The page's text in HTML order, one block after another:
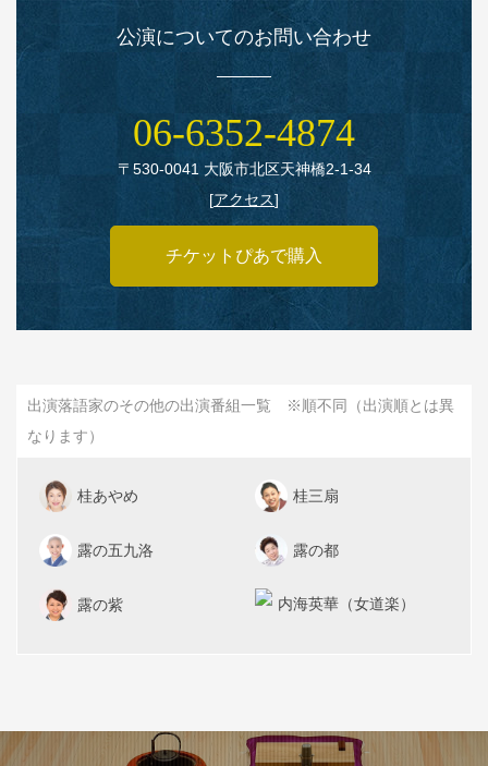
公演についてのお問い合わせ
06‑6352‑4874
〒530‑0041 大阪市北区天神橋2‑1‑34
[アクセス]
チケットぴあで購入
出演落語家のその他の出演番組一覧 ※順不同（出演順とは異
なります）
桂あやめ 桂三扇
露の五九洛 露の都
露の紫 内海英華（女道楽）